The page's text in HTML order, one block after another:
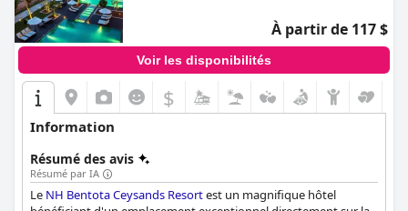
À partir de 117 $
Voir les disponibilités
$
Information
Résumé des avis
Résumé par IA
Le NH Bentota Ceysands Resortest un magnifique hôtel